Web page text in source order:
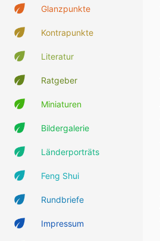
Glanzpunkte
Kontrapunkte
Literatur
Ratgeber
Miniaturen
Bildergalerie
Länderporträts
Feng Shui
Rundbriefe
Impressum